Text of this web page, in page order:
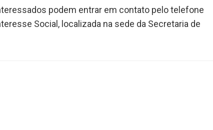
podem entrar em contato pelo telefone
Social, localizada na sede da Secretaria de